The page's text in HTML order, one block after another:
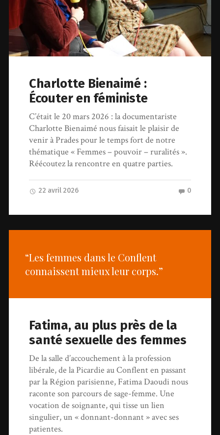
Charlotte Bienaimé :
Écouter en féministe
C’était le 20 mars 2026 : la documentariste
Charlotte Bienaimé nous faisait le plaisir de
venir à Prades pour le temps fort de notre
thématique « Femmes – pouvoir – ruralités ».
Réécoutez la rencontre en quatre parties.
22 avril 2026 0
“Les femmes dans le Conflent
connaissent mieux leur corps.”
Fatima, au plus près de la
santé sexuelle des femmes
De la salle d’accouchement à la profession
libérale, de la Picardie au Conflent en passant
par la Région parisienne, Fatima Daoudi nous
raconte son parcours de sage-femme. Une
vocation de soignante, qui tisse un lien
singulier, un « donnant-donnant » avec ses
patientes.